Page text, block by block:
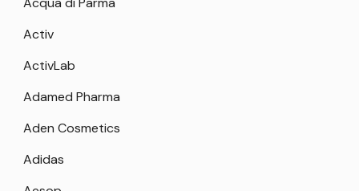
Activ
ActivLab
Adamed Pharma
Aden Cosmetics
Adidas